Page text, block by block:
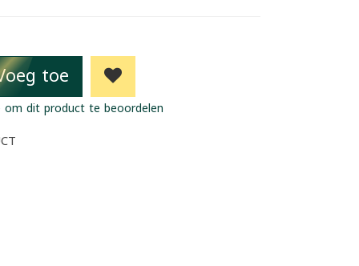
toe
om dit product te beoordelen